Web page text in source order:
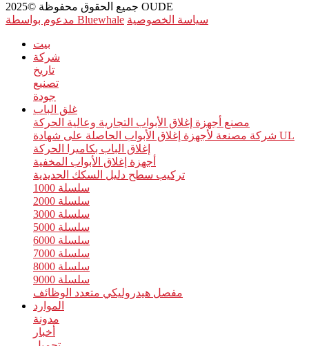
جميع الحقوق محفوظة ©2025 OUDE
مدعوم بواسطة Bluewhale سياسة الخصوصية
بيت
شركة
تاريخ
تصنيع
جودة
غلق الباب
مصنع أجهزة إغلاق الأبواب التجارية وعالية الحركة
شركة مصنعة لأجهزة إغلاق الأبواب الحاصلة على شهادة UL
إغلاق الباب بكاميرا الحركة
أجهزة إغلاق الأبواب المخفية
تركيب سطح دليل السكك الحديدية
سلسلة 1000
سلسلة 2000
سلسلة 3000
سلسلة 5000
سلسلة 6000
سلسلة 7000
سلسلة 8000
سلسلة 9000
مفصل هيدروليكي متعدد الوظائف
الموارد
مدونة
أخبار